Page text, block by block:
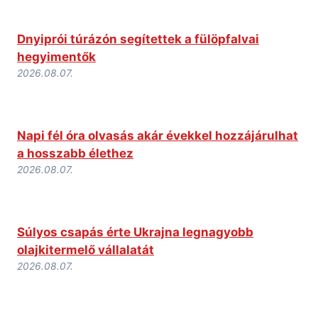
Dnyiprói túrázón segítettek a fülöpfalvai
hegyimentők
2026.08.07.
Napi fél óra olvasás akár évekkel hozzájárulhat
a hosszabb élethez
2026.08.07.
Súlyos csapás érte Ukrajna legnagyobb
olajkitermelő vállalatát
2026.08.07.